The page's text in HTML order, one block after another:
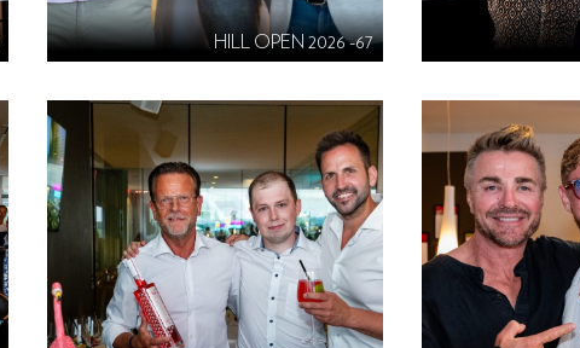
HILL OPEN 2026 -67